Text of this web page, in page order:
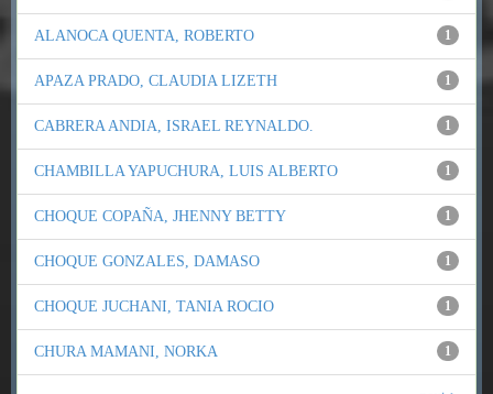
1
ALANOCA QUENTA, ROBERTO
1
APAZA PRADO, CLAUDIA LIZETH
1
CABRERA ANDIA, ISRAEL REYNALDO.
1
CHAMBILLA YAPUCHURA, LUIS ALBERTO
1
CHOQUE COPAÑA, JHENNY BETTY
1
CHOQUE GONZALES, DAMASO
1
CHOQUE JUCHANI, TANIA ROCIO
1
CHURA MAMANI, NORKA